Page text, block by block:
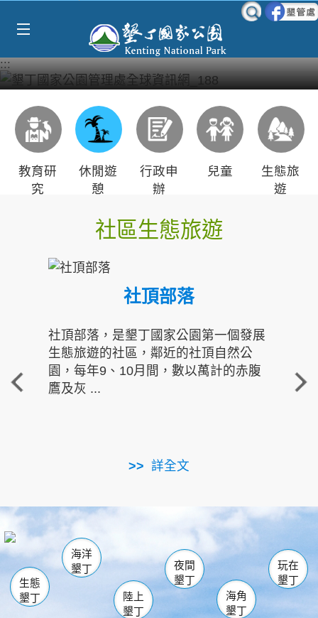
:::
教育研
究
休閒遊
憩
行政申
辦
兒童
生態旅
遊
社區生態旅遊
社頂部落
社頂部落，是墾丁國家公園第一個發展
生態旅遊的社區，鄰近的社頂自然公
園，每年9、10月間，數以萬計的赤腹
鷹及灰 ...
詳全文
重
走進
南仁湖
海生館
恆春 佳樂水
龍鑾潭自然中心 森林遊樂區
瓊麻館
關山 墾管處遊客中心
社頂公園 風吹沙
船帆石
白砂 龍磐公園
香蕉灣
砂島
鵝鑾鼻
生態
墾丁
海洋
墾丁
陸上
墾丁
夜間
墾丁
海角
墾丁
玩在
墾丁